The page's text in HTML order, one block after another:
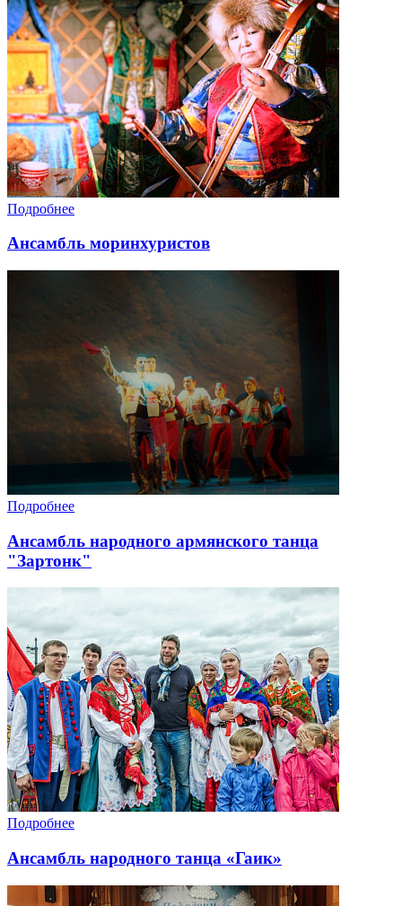
Подробнее
Ансамбль моринхуристов
Подробнее
Ансамбль народного армянского танца
"Зартонк"
Подробнее
Ансамбль народного танца «Гаик»